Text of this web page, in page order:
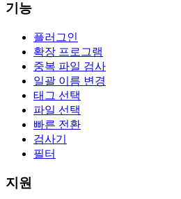
기능
플러그인
확장 프로그램
중복 파일 검사
일괄 이름 변경
태그 선택
파일 선택
빠른 전환
검사기
필터
지원